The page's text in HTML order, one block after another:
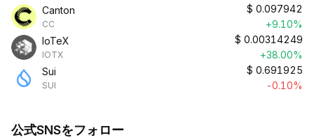
Canton
CC
$ 0.097942
+9.10%
IoTeX
IOTX
$ 0.00314249
+38.00%
Sui
SUI
$ 0.691925
-0.10%
公式SNSをフォロー